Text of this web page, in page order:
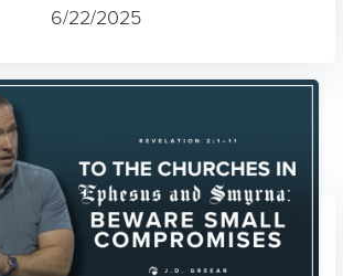
6/22/2025